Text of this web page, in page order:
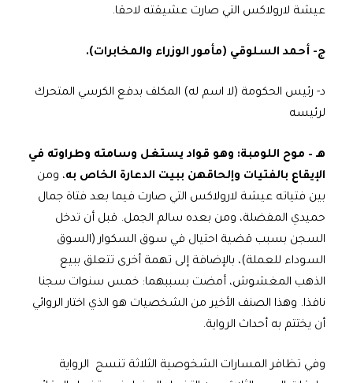
عيشة لارولاكس التي صارت عشيقته لاحقا.
ج‌- أحمد السلوقي (مأمور الوزراء والمخابرات).
د‌- رئيس الحكومة (لا اسم له) المكلف بدفع الكرسي المتحرك
لرئيسه
هـ – موح اللومبة: وهو قواد يستغل وسامته وطراوته في
الإيقاع بالفتيات وإلحاقهن ببيت الدعارة الخاص به، ومن
بين فتياته عيشة لارولاكس التي صارت فيما بعد فتاة جمال
حميدي المفضلة، ومن بعده سالم الجمل. قبل أن تدخل
السجن بسبب قضية احتيال في سوق السكوار (السوق
السوداء للعملة)، بالإضافة إلى تهمة أخرى تتعلق ببيع
الذهب المغشوش، أمضت بسببهما: خمس سنوات سجنا
نافذا. وهذا الصنف الأخير من الشخصيات هو الذي اختار الروائي
أن يختتم به أحداث الرواية.
وفي تظافر المسارات الشخوصية الثلاثة تنسج الرواية